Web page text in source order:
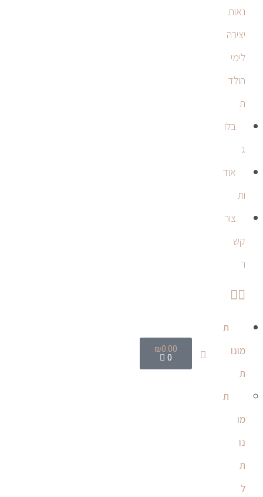
נאות
יצירה
לימי
הולד
ת
בלו
ג
אוד
ות
צור
קש
ר
ת
מונו
ת
ת
מו
נו
ת
ל
₪0.00
0